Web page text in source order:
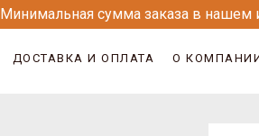
Минимальная сумма заказа в нашем
ДОСТАВКА И ОПЛАТА О